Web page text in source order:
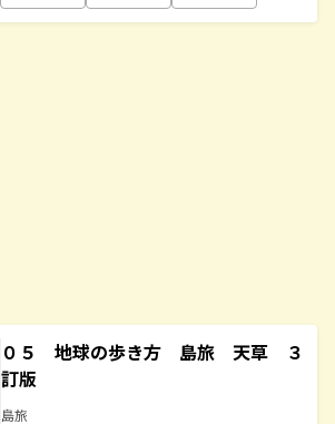
０５ 地球の歩き方 島旅 天草 ３
訂版
島旅